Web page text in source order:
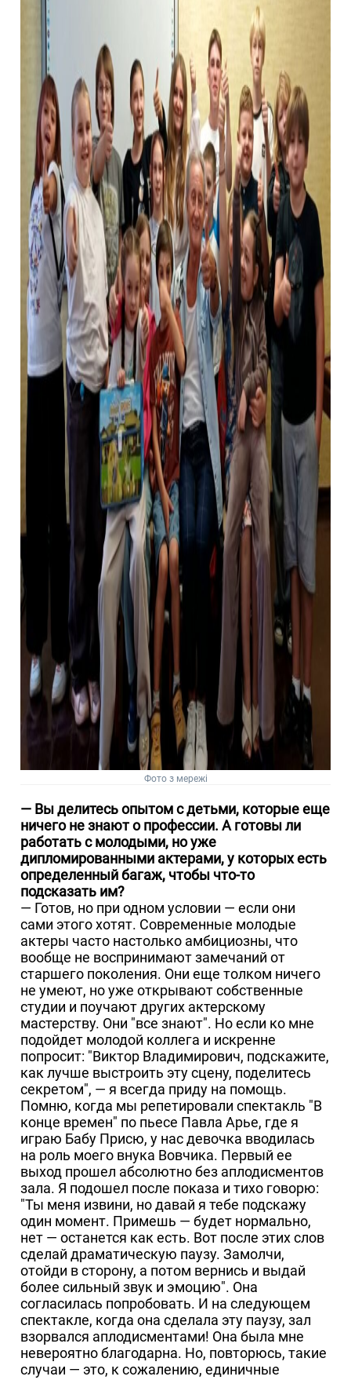
Фото з мережі
— Вы делитесь опытом с детьми, которые еще
ничего не знают о профессии. А готовы ли
работать с молодыми, но уже
дипломированными актерами, у которых есть
определенный багаж, чтобы что-то
подсказать им?
— Готов, но при одном условии — если они
сами этого хотят. Современные молодые
актеры часто настолько амбициозны, что
вообще не воспринимают замечаний от
старшего поколения. Они еще толком ничего
не умеют, но уже открывают собственные
студии и поучают других актерскому
мастерству. Они "все знают". Но если ко мне
подойдет молодой коллега и искренне
попросит: "Виктор Владимирович, подскажите,
как лучше выстроить эту сцену, поделитесь
секретом", — я всегда приду на помощь.
Помню, когда мы репетировали спектакль "В
конце времен" по пьесе Павла Арье, где я
играю Бабу Присю, у нас девочка вводилась
на роль моего внука Вовчика. Первый ее
выход прошел абсолютно без аплодисментов
зала. Я подошел после показа и тихо говорю:
"Ты меня извини, но давай я тебе подскажу
один момент. Примешь — будет нормально,
нет — останется как есть. Вот после этих слов
сделай драматическую паузу. Замолчи,
отойди в сторону, а потом вернись и выдай
более сильный звук и эмоцию". Она
согласилась попробовать. И на следующем
спектакле, когда она сделала эту паузу, зал
взорвался аплодисментами! Она была мне
невероятно благодарна. Но, повторюсь, такие
случаи — это, к сожалению, единичные